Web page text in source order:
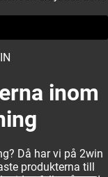
inom
Då har vi på 2win
produkterna till